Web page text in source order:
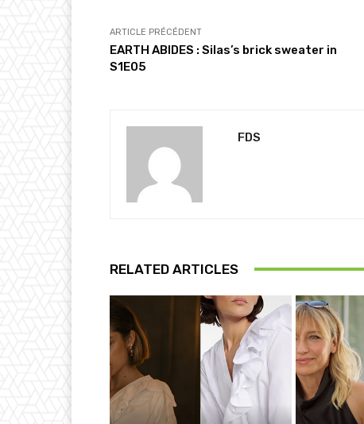
ARTICLE PRÉCÉDENT
EARTH ABIDES : Silas’s brick sweater in
S1E05
FDS
RELATED ARTICLES